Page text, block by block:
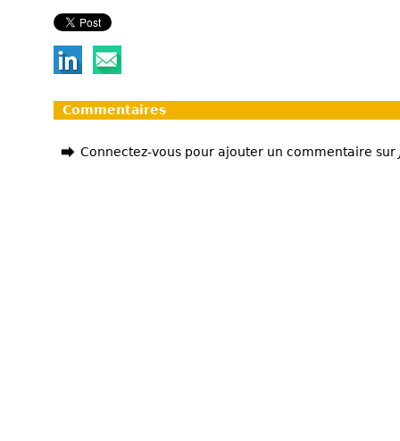
Commentaires
Connectez-vous pour ajouter un commentaire sur